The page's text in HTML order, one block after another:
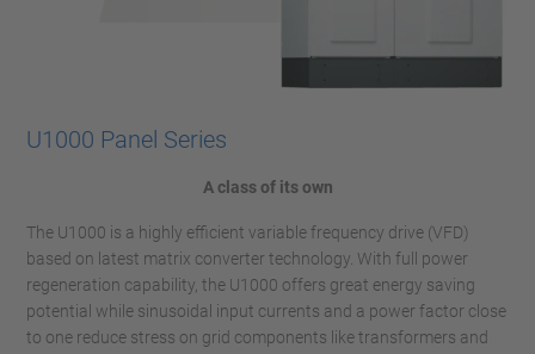
U1000 Panel Series
A class of its own
The U1000 is a highly efficient variable frequency drive (VFD)
based on latest matrix converter technology. With full power
regeneration capability, the U1000 offers great energy saving
potential while sinusoidal input currents and a power factor close
to one reduce stress on grid components like transformers and